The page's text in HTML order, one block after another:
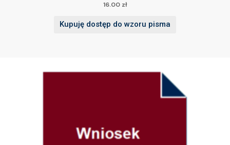
16.00 zł
Kupuję dostęp do wzoru pisma